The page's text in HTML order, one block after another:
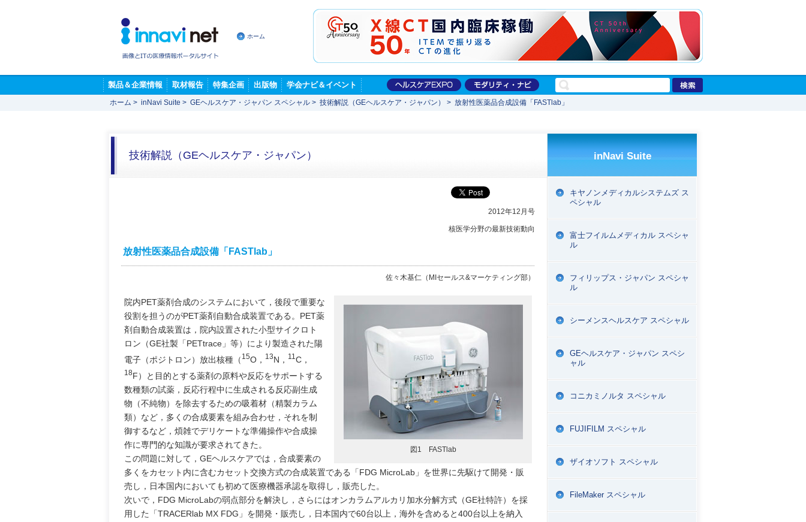
ホーム
製品＆企業情報 取材報告 特集企画 出版物 学会ナビ＆イベント
ホーム > inNavi Suite > GEヘルスケア・ジャパン スペシャル > 技術解説（GEヘルスケア・ジャパン） > 放射性医薬品合成設備「FASTlab」
技術解説（GEヘルスケア・ジャパン）
2012年12月号
核医学分野の最新技術動向
放射性医薬品合成設備「FASTlab」
佐々木基仁（MIセールス&マーケティング部）
図1 FASTlab
院内PET薬剤合成のシステムにおいて，後段で重要な
役割を担うのがPET薬剤自動合成装置である。PET薬
剤自動合成装置は，院内設置された小型サイクロト
ロン（GE社製「PETtrace」等）により製造された陽
電子（ポジトロン）放出核種（ 15O， 13N， 11 C，
18F）と目的とする薬剤の原料や反応をサポートする
数種類の試薬，反応行程中に生成される反応副生成
物（不純物）を除去するための吸着材（精製カラム
類）など，多くの合成要素を組み合わせ，それを制
御するなど，煩雑でデリケートな準備操作や合成操
作に専門的な知識が要求されてきた。
この問題に対して，GEヘルスケアでは，合成要素の
多くをカセット内に含むカセット交換方式の合成装置である「FDG MicroLab」を世界に先駆けて開発・販
売し，日本国内においても初めて医療機器承認を取得し，販売した。
次いで，FDG MicroLabの弱点部分を解決し，さらにはオンカラムアルカリ加水分解方式（GE社特許）を採
用した「TRACERlab MX FDG」を開発・販売し，日本国内で60台以上，海外を含めると400台以上を納入
inNavi Suite
キヤノンメディカルシステムズ ス
ペシャル
富士フイルムメディカル スペシャ
ル
フィリップス・ジャパン スペシャ
ル
シーメンスヘルスケア スペシャル
GEヘルスケア・ジャパン スペシ
ャル
コニカミノルタ スペシャル
FUJIFILM スペシャル
ザイオソフト スペシャル
FileMaker スペシャル